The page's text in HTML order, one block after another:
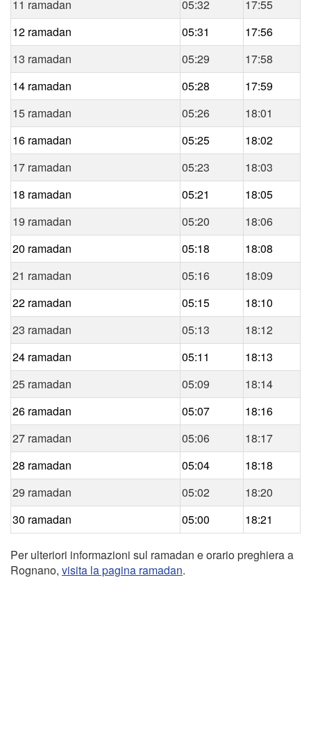
11 ramadan 05:32
17:55
12 ramadan
05:31
17:56
13 ramadan
05:29
17:58
14 ramadan
05:28
17:59
15 ramadan
05:26
18:01
16 ramadan
05:25
18:02
17 ramadan
05:23
18:03
18 ramadan
05:21
18:05
19 ramadan
05:20
18:06
20 ramadan
05:18
18:08
21 ramadan
05:16
18:09
22 ramadan
05:15
18:10
23 ramadan
05:13
18:12
24 ramadan
05:11
18:13
25 ramadan
05:09
18:14
26 ramadan
05:07
18:16
27 ramadan
05:06
18:17
28 ramadan
05:04
18:18
29 ramadan
05:02
18:20
30 ramadan
05:00 18:21
Per ulteriori informazioni sul ramadan e orario preghiera a
Rognano, visita la pagina ramadan.